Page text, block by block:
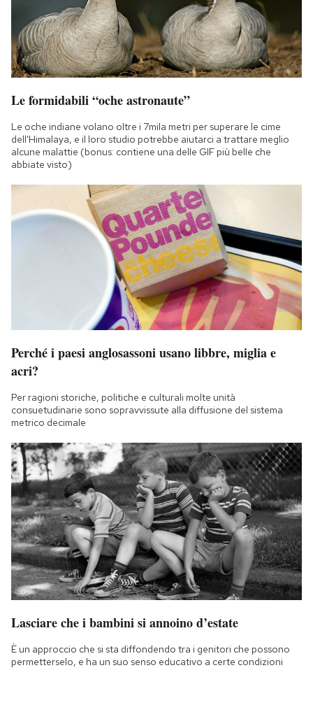
Le formidabili “oche astronaute”
Le oche indiane volano oltre i 7mila metri per superare le cime
dell'Himalaya, e il loro studio potrebbe aiutarci a trattare meglio
alcune malattie (bonus: contiene una delle GIF più belle che
abbiate visto)
Perché i paesi anglosassoni usano libbre, miglia e
acri?
Per ragioni storiche, politiche e culturali molte unità
consuetudinarie sono sopravvissute alla diffusione del sistema
metrico decimale
Lasciare che i bambini si annoino d’estate
È un approccio che si sta diffondendo tra i genitori che possono
permetterselo, e ha un suo senso educativo a certe condizioni